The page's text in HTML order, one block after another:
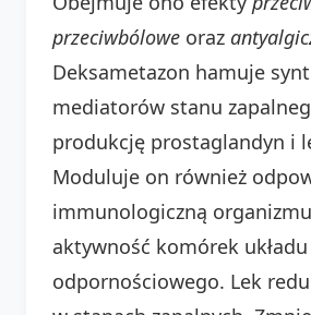
przeciwbólowe oraz
Deksametazon hamuje
mediatorów stanu
produkcję prostaglandyn i
Moduluje on również
immunologiczną
aktywność komórek układu
odpornościowego. Lek